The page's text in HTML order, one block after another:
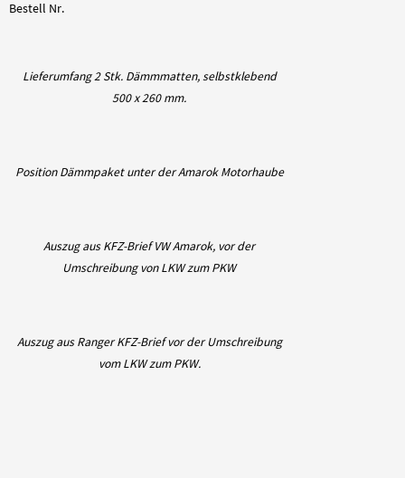
Bestell Nr.
Lieferumfang 2 Stk. Dämmmatten, selbstklebend
500 x 260 mm.
Position Dämmpaket unter der Amarok Motorhaube
Auszug aus KFZ-Brief VW Amarok, vor der
Umschreibung von LKW zum PKW
Auszug aus Ranger KFZ-Brief vor der Umschreibung
vom LKW zum PKW.